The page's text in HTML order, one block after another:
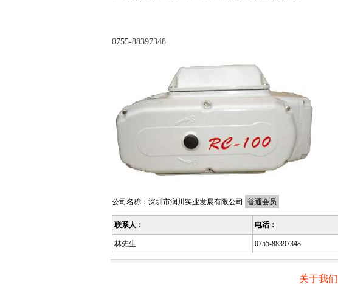
0755-88397348
公司名称： 深圳市润川实业发展有限公司 普通会员
联系人： 电话：
林先生 0755-88397348
关于我们